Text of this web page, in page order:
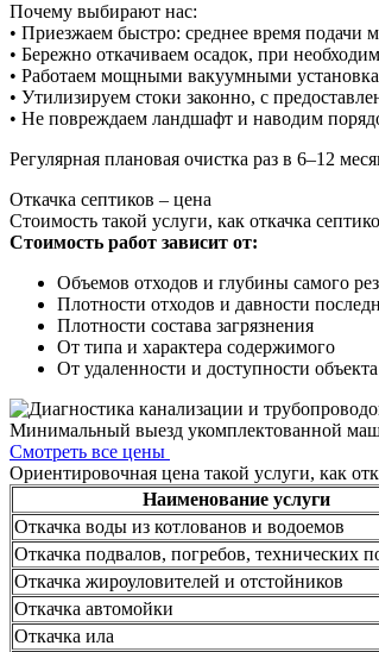
Почему выбирают нас:
• Приезжаем быстро: среднее время
• Бережно откачиваем осадок, при
• Работаем мощными вакуумными
• Утилизируем стоки законно, с
• Не повреждаем ландшафт и наводим
Регулярная плановая очистка раз в 6–12
Откачка септиков – цена
Стоимость такой услуги, как откачка
Стоимость работ зависит от:
Объемов отходов и глубины самого
Плотности отходов и давности
Плотности состава загрязнения
От типа и характера содержимого
От удаленности и доступности
Минимальный выезд укомплектованной
Смотреть все цены
Ориентировочная цена такой услуги, как
Наименование услуги
Откачка воды из котлованов и водоемов
Откачка подвалов, погребов, технических
Откачка жироуловителей и отстойников
Откачка автомойки
Откачка ила